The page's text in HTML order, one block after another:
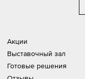
Акции
Выставочный зал
Готовые решения